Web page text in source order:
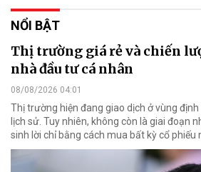
NỔI BẬT
Thị trường giá rẻ và chiến
nhà đầu tư cá nhân
08/08/2026 04:01
Thị trường hiện đang giao dịch ở vùng
lịch sử. Tuy nhiên, không còn là giai đoạn
sinh lời chỉ bằng cách mua bất kỳ cổ phiếu